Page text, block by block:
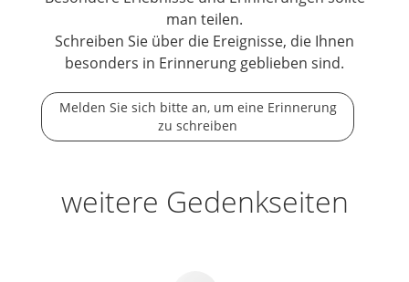
man teilen.
Schreiben Sie über die Ereignisse, die Ihnen
besonders in Erinnerung geblieben sind.
Melden Sie sich bitte an, um eine Erinnerung
zu schreiben
weitere Gedenkseiten